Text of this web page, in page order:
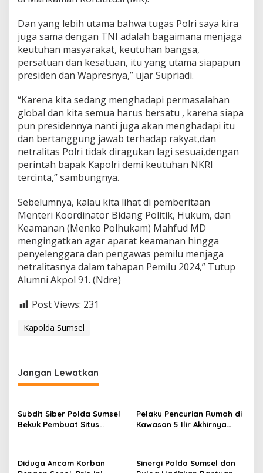
n
i
k
a
A
d
a
n
g
g
o
a
Y
a
n
T
i
d
k
N
e
t
a
l
i
l
0
2
Dan yang lebih utama bahwa tugas Polri saya kira
juga sama dengan TNI adalah bagaimana menjaga
keutuhan masyarakat, keutuhan bangsa,
persatuan dan kesatuan, itu yang utama siapapun
presiden dan Wapresnya,” ujar Supriadi.
“Karena kita sedang menghadapi permasalahan
global dan kita semua harus bersatu , karena siapa
pun presidennya nanti juga akan menghadapi itu
dan bertanggung jawab terhadap rakyat,dan
netralitas Polri tidak diragukan lagi sesuai,dengan
perintah bapak Kapolri demi keutuhan NKRI
tercinta,” sambungnya.
Sebelumnya, kalau kita lihat di pemberitaan
Menteri Koordinator Bidang Politik, Hukum, dan
Keamanan (Menko Polhukam) Mahfud MD
mengingatkan agar aparat keamanan hingga
penyelenggara dan pengawas pemilu menjaga
netralitasnya dalam tahapan Pemilu 2024,” Tutup
Alumni Akpol 91. (Ndre)
Post Views: 231
Kapolda Sumsel
Jangan Lewatkan
Subdit Siber Polda Sumsel
Bekuk Pembuat Situs
Pelaku Pencurian Rumah di
Kawasan 5 Ilir Akhirnya
Diduga Ancam Korban
Sinergi Polda Sumsel dan